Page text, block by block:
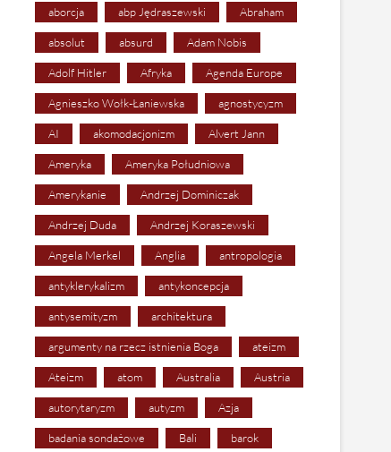
aborcja abp Jędraszewski Abraham
absolut absurd Adam Nobis
Adolf Hitler Afryka Agenda Europe
Agnieszko Wołk-Łaniewska agnostycyzm
AI akomodacjonizm Alvert Jann
Ameryka Ameryka Południowa
Amerykanie Andrzej Dominiczak
Andrzej Duda Andrzej Koraszewski
Angela Merkel Anglia antropologia
antyklerykalizm antykoncepcja
antysemityzm architektura
argumenty na rzecz istnienia Boga ateizm
Ateizm atom Australia Austria
autorytaryzm autyzm Azja
badania sondażowe Bali barok